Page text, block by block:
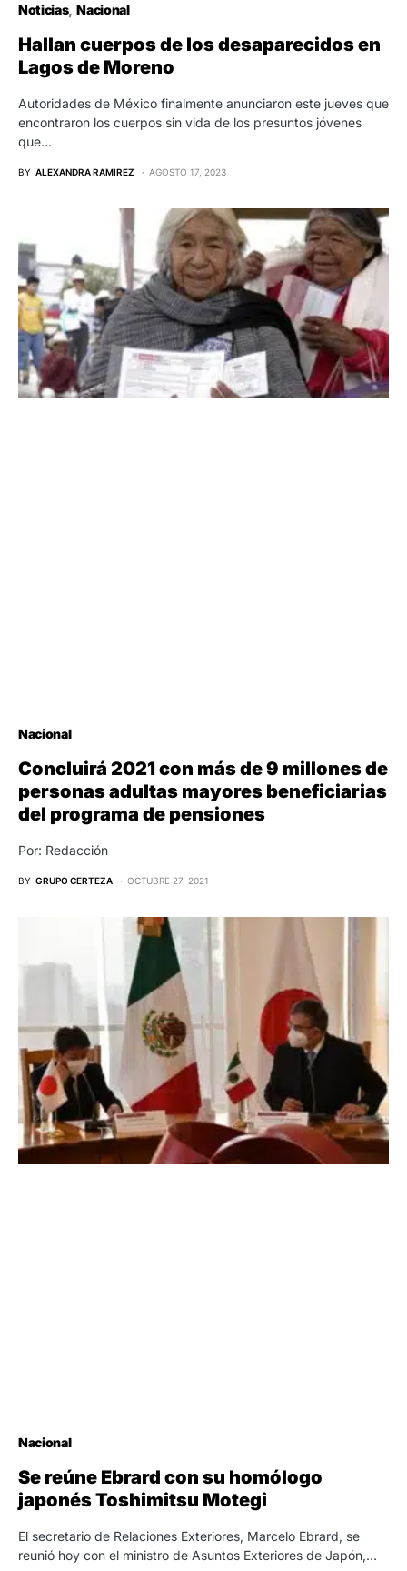
Noticias Nacional
Hallan cuerpos de los desaparecidos en
Lagos de Moreno
Autoridades de México finalmente anunciaron este jueves que
encontraron los cuerpos sin vida de los presuntos jóvenes
que…
BY ALEXANDRA RAMIREZ AGOSTO 17, 2023
Nacional
Concluirá 2021 con más de 9 millones de
personas adultas mayores beneficiarias
del programa de pensiones
Por: Redacción
BY GRUPO CERTEZA OCTUBRE 27, 2021
Nacional
Se reúne Ebrard con su homólogo
japonés Toshimitsu Motegi
El secretario de Relaciones Exteriores, Marcelo Ebrard, se
reunió hoy con el ministro de Asuntos Exteriores de Japón,…